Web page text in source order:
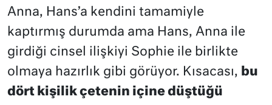
Anna, Hans’a kendini tamamiyle
kaptırmış durumda ama Hans, Anna ile
girdiği cinsel ilişkiyi Sophie ile birlikte
olmaya hazırlık gibi görüyor. Kısacası, bu
dört kişilik çetenin içine düştüğü